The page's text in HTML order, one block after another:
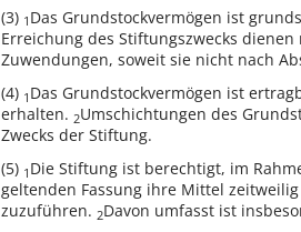
(3) 1 Das Grundstockvermögen ist
Erreichung des Stiftungszwecks
Zuwendungen, soweit sie nicht nach
(4) 1 Das Grundstockvermögen ist
erhalten. 2Umschichtungen des
Zwecks der Stiftung.
(5) 1 Die Stiftung ist berechtigt, im
geltenden Fassung ihre Mittel
zuzuführen. 2Davon umfasst ist